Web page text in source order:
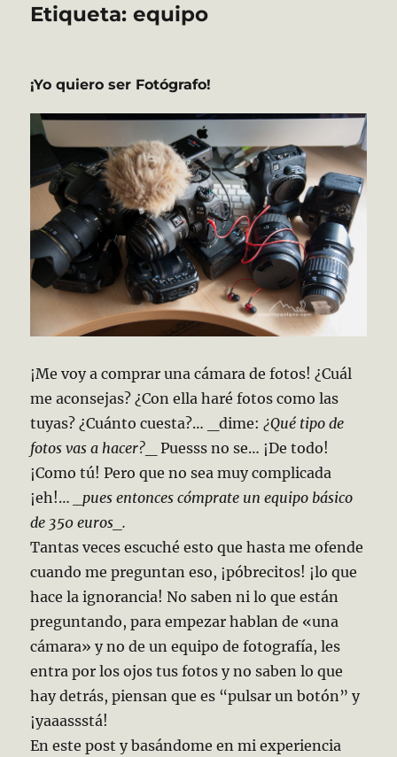
Etiqueta:equipo
¡Yo quiero ser Fotógrafo!
¡Me voy a comprar una cámara de fotos! ¿Cuál
me aconsejas? ¿Con ella haré fotos como las
tuyas? ¿Cuánto cuesta?… _dime:¿Qué tipo de
fotos vas a hacer? _ Puesss no se… ¡De todo!
¡Como tú! Pero que no sea muy complicada
¡eh!…
_pues entonces cómprate un equipo básico
de 350 euros_.
Tantas veces escuché esto que hasta me ofende
cuando me preguntan eso, ¡póbrecitos! ¡lo que
hace la ignorancia! No saben ni lo que están
preguntando, para empezar hablan de «una
cámara» y no de un equipo de fotografía, les
entra por los ojos tus fotos y no saben lo que
hay detrás, piensan que es “pulsar un botón” y
¡yaaassstá!
En este post y basándome en mi experiencia